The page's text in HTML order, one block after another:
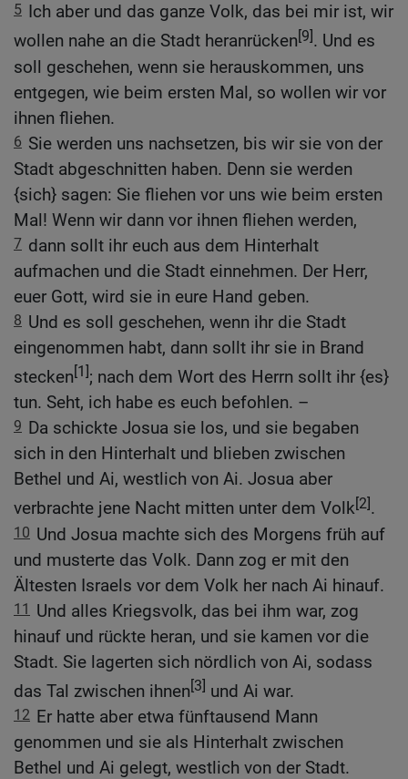
5 Ich aber und das ganze Volk, das bei mir ist, wir
wollen nahe an die Stadt heranrücken[9]. Und es
soll geschehen, wenn sie herauskommen, uns
entgegen, wie beim ersten Mal, so wollen wir vor
ihnen fliehen.
6 Sie werden uns nachsetzen, bis wir sie von der
Stadt abgeschnitten haben. Denn sie werden
{sich} sagen: Sie fliehen vor uns wie beim ersten
Mal! Wenn wir dann vor ihnen fliehen werden,
7 dann sollt ihr euch aus dem Hinterhalt
aufmachen und die Stadt einnehmen. Der Herr,
euer Gott, wird sie in eure Hand geben.
8 Und es soll geschehen, wenn ihr die Stadt
eingenommen habt, dann sollt ihr sie in Brand
stecken[1]; nach dem Wort des Herrn sollt ihr {es}
tun. Seht, ich habe es euch befohlen. –
9 Da schickte Josua sie los, und sie begaben
sich in den Hinterhalt und blieben zwischen
Bethel und Ai, westlich von Ai. Josua aber
verbrachte jene Nacht mitten unter dem Volk[2].
10 Und Josua machte sich des Morgens früh auf
und musterte das Volk. Dann zog er mit den
Ältesten Israels vor dem Volk her nach Ai hinauf.
11 Und alles Kriegsvolk, das bei ihm war, zog
hinauf und rückte heran, und sie kamen vor die
Stadt. Sie lagerten sich nördlich von Ai, sodass
das Tal zwischen ihnen[3] und Ai war.
12 Er hatte aber etwa fünftausend Mann
genommen und sie als Hinterhalt zwischen
Bethel und Ai gelegt, westlich von der Stadt.